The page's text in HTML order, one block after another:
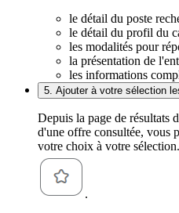
le détail du poste
le détail du profil du
les modalités pour
la présentation de
les informations
5. Ajouter à votre sélection
Depuis la page de résultats
d'une offre consultée, vous
votre choix à votre
.